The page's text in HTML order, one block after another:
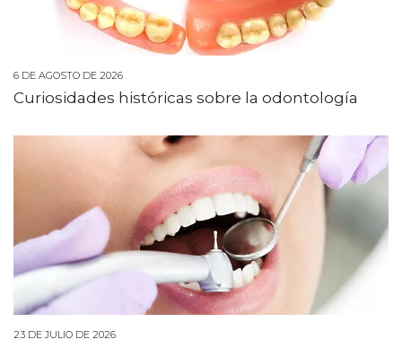
6 DE AGOSTO DE 2026
Curiosidades históricas sobre la odontología
23 DE JULIO DE 2026